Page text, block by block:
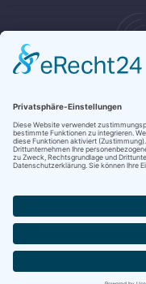
Behördennummer 115
KONTAKT
NOTRUFE & HOTLINES
STADTANZEIGER
PRESSE